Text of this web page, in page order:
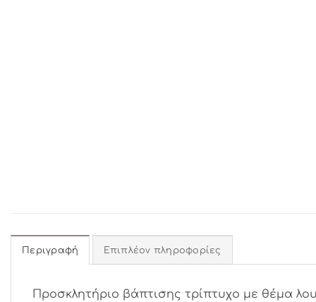
Περιγραφή Επιπλέον πληροφορίες
Προσκλητήριο βάπτισης τρίπτυχο με θέμα